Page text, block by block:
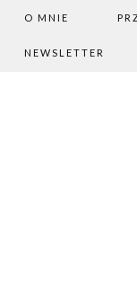
O MNIE
NEWSLETTER